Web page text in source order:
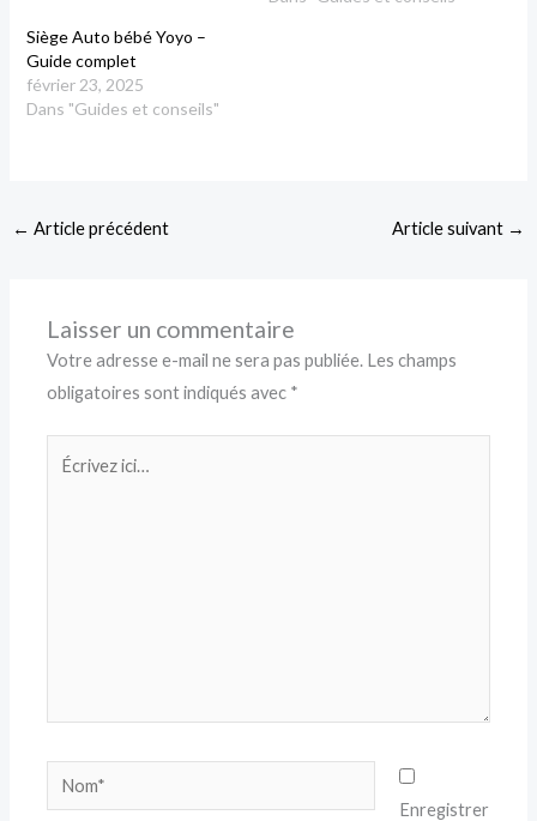
Siège Auto bébé Yoyo –
Guide complet
février 23, 2025
Dans "Guides et conseils"
← Article précédent Article suivant →
Laisser un commentaire
Votre adresse e-mail ne sera pas publiée. Les champs
obligatoires sont indiqués avec *
Nom*
Enregistrer